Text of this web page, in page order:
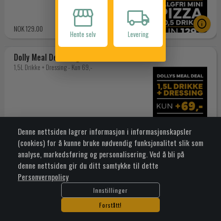
NOK 129.00 info
Dolly Meal Deal Large
1,5L Drikke + Dressing - Kun 69,-
NOK 69.00
Dolly Meal Deal Medium
0,5L Drikke + Dressing - Kun 59,-
Denne nettsiden lagrer informasjon i informasjonskapsler
(cookies) for å kunne bruke nødvendig funksjonalitet slik som
analyse, markedsføring og personalisering. Ved å bli på
denne nettsiden gir du ditt samtykke til dette
Personvernpolicy
Innstillinger
Forstått!
storefront
Hente selv
local_shipping
Levering